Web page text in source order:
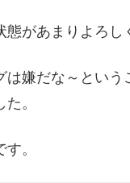
態があまりよろ
は嫌だな～とい
。
。